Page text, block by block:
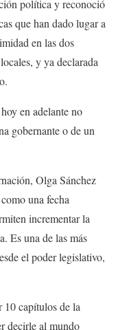
política y reconoció
que han dado lugar a
en las dos
y ya declarada
en adelante no
gobernante o de un
Olga Sánchez
una fecha
incrementar la
Es una de las más
el poder legislativo,
capítulos de la
decirle al mundo